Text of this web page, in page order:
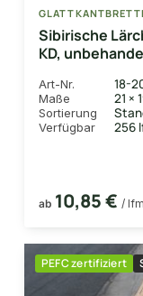
Sibirische
KD,
Art-Nr. 18-
Maße 21 ×
Sortierung
Verfügbar 256
ab 10,85 € / lfm
PEFC zertifiziert